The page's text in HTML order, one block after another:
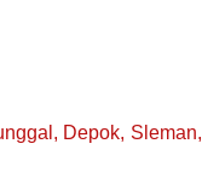
Depok, Sleman,